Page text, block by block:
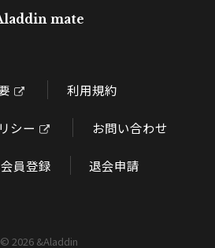
mate
利用規約
シー お問い合わせ
員登録 退会申請
© 2026 &Aladdin